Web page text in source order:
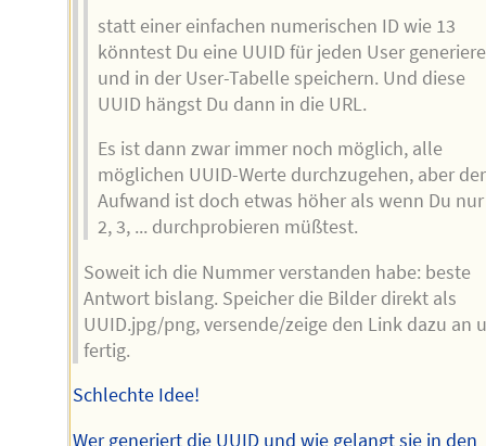
statt einer einfachen numerischen ID wie 13
könntest Du eine UUID für jeden User
und in der User-Tabelle speichern. Und diese
UUID hängst Du dann in die URL.
Es ist dann zwar immer noch möglich, alle
möglichen UUID-Werte durchzugehen, aber der
Aufwand ist doch etwas höher als wenn Du nur
2, 3, ... durchprobieren müßtest.
Soweit ich die Nummer verstanden habe: beste
Antwort bislang. Speicher die Bilder direkt als
UUID.jpg/png, versende/zeige den Link dazu an
fertig.
Schlechte Idee!
Wer generiert die UUID und wie gelangt sie in den